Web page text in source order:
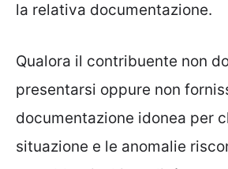
la relativa documentazione.
Qualora il contribuente non
presentarsi oppure non
documentazione idonea per
situazione e le anomalie